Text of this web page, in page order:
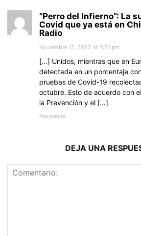
“Perro del Infierno”: La
Covid que ya está en
Radio
Noviembre 12, 2022 At 3:31 pm
[…] Unidos, mientras que en
detectada en un porcentaje
pruebas de Covid-19
octubre. Esto de acuerdo con
la Prevención y el […]
Respuesta
DEJA UNA